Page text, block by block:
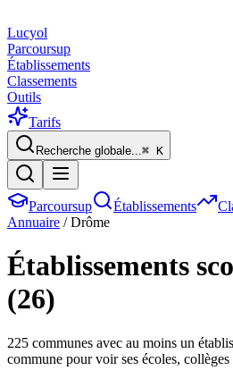
Lucyol
Parcoursup
Établissements
Classements
Outils
Tarifs
Recherche globale...⌘ K
Parcoursup Établissements
Annuaire / Drôme
Établissements
(26)
225 communes avec au moins un
commune pour voir ses écoles, collèges